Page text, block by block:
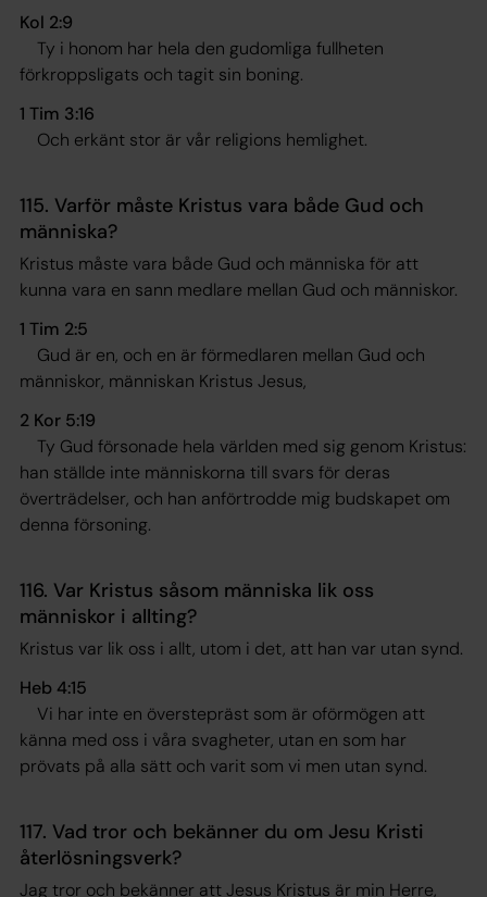
Kol 2:9
Ty i honom har hela den gudomliga fullheten
förkroppsligats och tagit sin boning.
1 Tim 3:16
Och erkänt stor är vår religions hemlighet.
115. Varför måste Kristus vara både Gud och
människa?
Kristus måste vara både Gud och människa för att
kunna vara en sann medlare mellan Gud och människor.
1 Tim 2:5
Gud är en, och en är förmedlaren mellan Gud och
människor, människan Kristus Jesus,
2 Kor 5:19
Ty Gud försonade hela världen med sig genom Kristus:
han ställde inte människorna till svars för deras
överträdelser, och han anförtrodde mig budskapet om
denna försoning.
116. Var Kristus såsom människa lik oss
människor i allting?
Kristus var lik oss i allt, utom i det, att han var utan synd.
Heb 4:15
Vi har inte en överstepräst som är oförmögen att
känna med oss i våra svagheter, utan en som har
prövats på alla sätt och varit som vi men utan synd.
117. Vad tror och bekänner du om Jesu Kristi
återlösningsverk?
Jag tror och bekänner att Jesus Kristus är min Herre,